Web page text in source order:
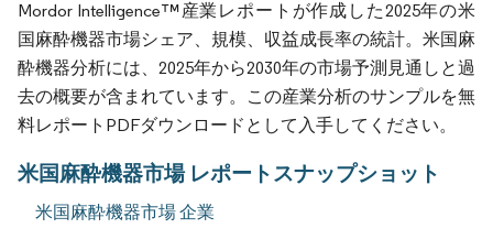
Mordor Intelligence™産業レポートが作成した2025年の米
国麻酔機器市場シェア、規模、収益成長率の統計。米国麻
酔機器分析には、2025年から2030年の市場予測見通しと過
去の概要が含まれています。この産業分析のサンプルを無
料レポートPDFダウンロードとして入手してください。
米国麻酔機器市場 レポートスナップショット
米国麻酔機器市場 企業